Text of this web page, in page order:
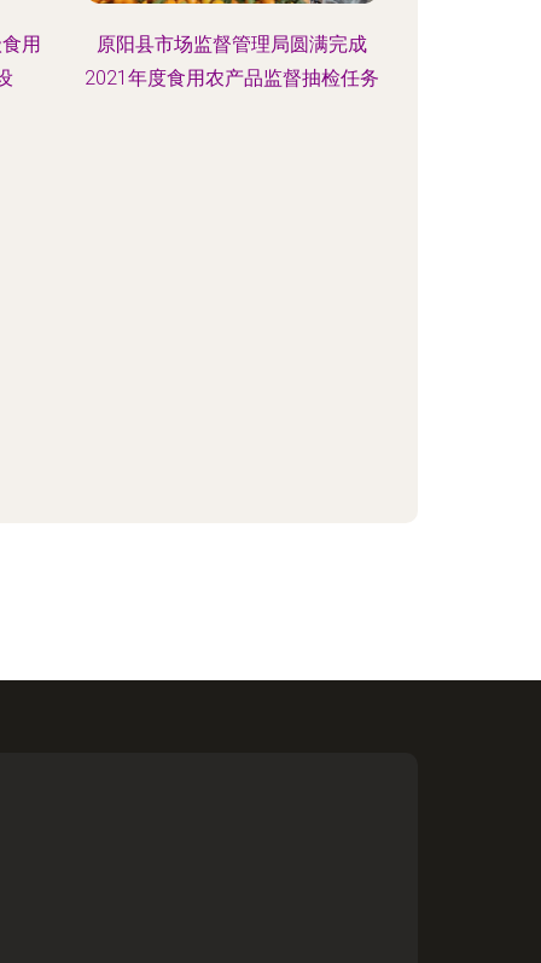
用
原阳县市场监督管理局圆满完成
2021年度食用农产品监督抽检任务